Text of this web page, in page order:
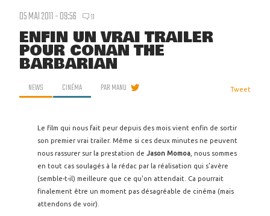
05 MAI 2011 - 09:56 11
ENFIN UN VRAI TRAILER
POUR CONAN THE
BARBARIAN
NEWS CINÉMA PARMANU Tweet
Le film qui nous fait peur depuis des mois vient enfin de sortir
son premier vrai trailer. Même si ces deux minutes ne peuvent
nous rassurer sur la prestation de Jason Momoa , nous sommes
en tout cas soulagés à la rédac par la réalisation qui s'avère
(semble-t-il) meilleure que ce qu'on attendait. Ca pourrait
finalement être un moment pas désagréable de cinéma (mais
attendons de voir).